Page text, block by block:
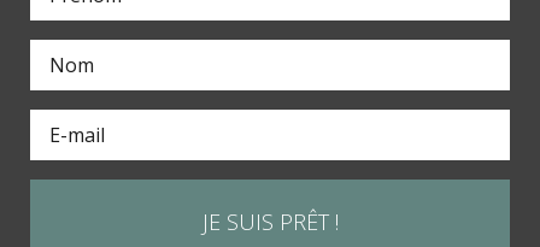
JE SUIS PRÊT !